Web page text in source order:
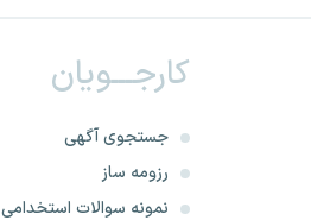
خراسان شمالی
خرم آباد
خوزستان
کارجـــویان
جستجوی آگهی
رزومه ساز
نمونه سوالات استخدامی